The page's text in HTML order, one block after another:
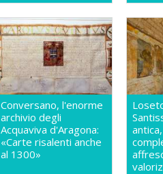
Conversano, l'enorme
archivio degli
Acquaviva d'Aragona:
«Carte risalenti anche
al 1300»
antica,